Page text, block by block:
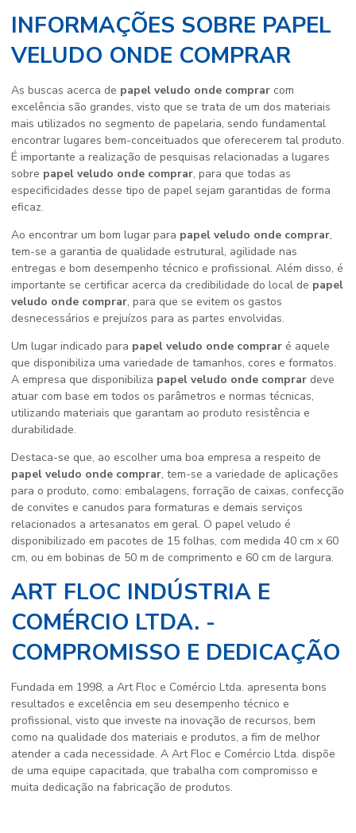
INFORMAÇÕES SOBRE PAPEL
VELUDO ONDE COMPRAR
As buscas acerca de papel veludo onde comprar com
excelência são grandes, visto que se trata de um dos materiais
mais utilizados no segmento de papelaria, sendo fundamental
encontrar lugares bem-conceituados que oferecerem tal produto.
É importante a realização de pesquisas relacionadas a lugares
sobre papel veludo onde comprar, para que todas as
especificidades desse tipo de papel sejam garantidas de forma
eficaz.
Ao encontrar um bom lugar para papel veludo onde comprar,
tem-se a garantia de qualidade estrutural, agilidade nas
entregas e bom desempenho técnico e profissional. Além disso, é
importante se certificar acerca da credibilidade do local de papel
veludo onde comprar, para que se evitem os gastos
desnecessários e prejuízos para as partes envolvidas.
Um lugar indicado para papel veludo onde comprar é aquele
que disponibiliza uma variedade de tamanhos, cores e formatos.
A empresa que disponibiliza papel veludo onde comprar deve
atuar com base em todos os parâmetros e normas técnicas,
utilizando materiais que garantam ao produto resistência e
durabilidade.
Destaca-se que, ao escolher uma boa empresa a respeito de
papel veludo onde comprar, tem-se a variedade de aplicações
para o produto, como: embalagens, forração de caixas, confecção
de convites e canudos para formaturas e demais serviços
relacionados a artesanatos em geral. O papel veludo é
disponibilizado em pacotes de 15 folhas, com medida 40 cm x 60
cm, ou em bobinas de 50 m de comprimento e 60 cm de largura.
ART FLOC INDÚSTRIA E
COMÉRCIO LTDA. -
COMPROMISSO E DEDICAÇÃO
Fundada em 1998, a Art Floc e Comércio Ltda. apresenta bons
resultados e excelência em seu desempenho técnico e
profissional, visto que investe na inovação de recursos, bem
como na qualidade dos materiais e produtos, a fim de melhor
atender a cada necessidade. A Art Floc e Comércio Ltda. dispõe
de uma equipe capacitada, que trabalha com compromisso e
muita dedicação na fabricação de produtos.